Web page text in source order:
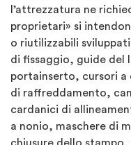
l’attrezzatura ne
proprietari» si
o riutilizzabili
di fissaggio, guide del
portainserto, cursori a
di raffreddamento,
cardanici di
a nonio, maschere di